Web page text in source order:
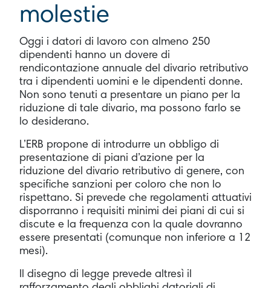
molestie
Oggi i datori di lavoro con almeno 250
dipendenti hanno un dovere di
rendicontazione annuale del divario retributivo
tra i dipendenti uomini e le dipendenti donne.
Non sono tenuti a presentare un piano per la
riduzione di tale divario, ma possono farlo se
lo desiderano.
L’ERB propone di introdurre un obbligo di
presentazione di piani d’azione per la
riduzione del divario retributivo di genere, con
specifiche sanzioni per coloro che non lo
rispettano. Si prevede che regolamenti attuativi
disporranno i requisiti minimi dei piani di cui si
discute e la frequenza con la quale dovranno
essere presentati (comunque non inferiore a 12
mesi).
Il disegno di legge prevede altresì il